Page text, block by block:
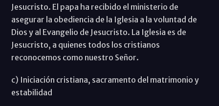
Jesucristo. El papa ha recibido el ministerio de
asegurar la obediencia de la Iglesia a la voluntad de
Dios y al Evangelio de Jesucristo. La Iglesia es de
Jesucristo, a quienes todos los cristianos
reconocemos como nuestro Señor.
c) Iniciación cristiana, sacramento del matrimonio y
estabilidad